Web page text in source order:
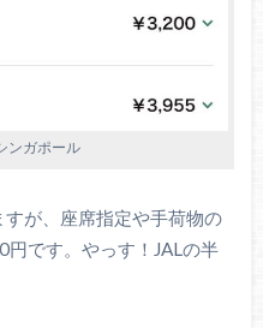
ンガポール
が、座席指定や手荷物の
です。やっす！JALの半